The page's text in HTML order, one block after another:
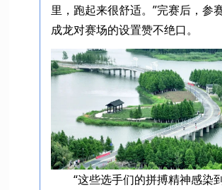
里，跑起来很舒适。”完赛后，参
成龙对赛场的设置赞不绝口。
“这些选手们的拼搏精神感染